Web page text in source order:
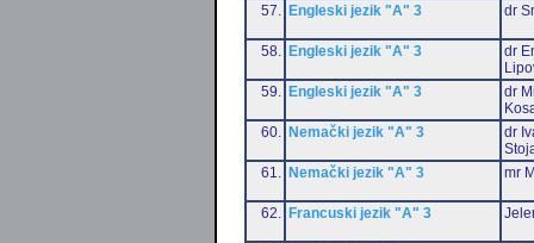
57. Engleski jezik "A" 3 dr
58. Engleski jezik "A" 3
dr
59.
Engleski jezik "A" 3
dr
60.
Nemački jezik "A" 3
dr
61.
Nemački jezik "A" 3 mr
62. Francuski jezik "A" 3